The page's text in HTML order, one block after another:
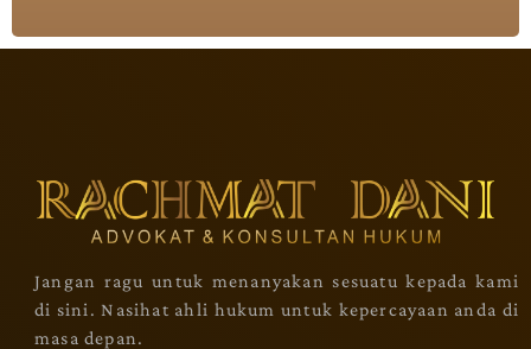
Jangan ragu untuk menanyakan sesuatu kepada kami
di sini. Nasihat ahli hukum untuk kepercayaan anda di
masa depan.